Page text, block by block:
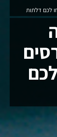
לכם דלתות